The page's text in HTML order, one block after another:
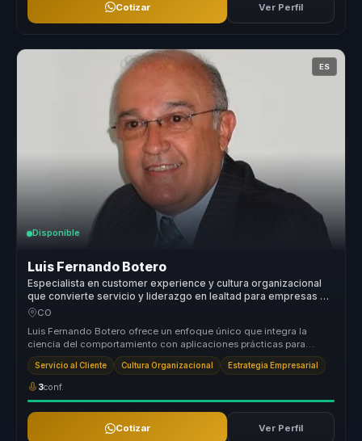
Cotizar Ver Perfil
ES
Disponible
Luis Fernando Botero
Especialista en customer experience y cultura organizacional
que convierte servicio y liderazgo en lealtad para empresas y
equipos.
CO
Luis Fernando Botero ofrece un enfoque único que integra la
ciencia del comportamiento con aplicaciones prácticas para
transformar el ser...
Servicio al Cliente Cultura Organizacional Estrategia Empresarial
3conf.
Cotizar Ver Perfil